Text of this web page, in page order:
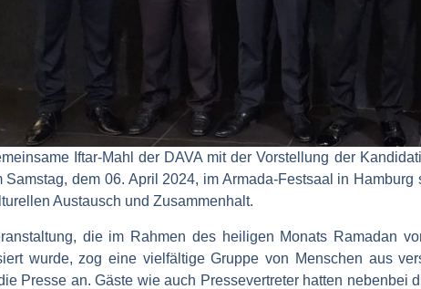
Iftar-Mahl der DAVA mit der Vorstellung der
Samstag, dem 06. April 2024, im Armada-Festsaal in
Austausch und Zusammenhalt.
die im Rahmen des heiligen Monats Ramadan
wurde, zog eine vielfältige Gruppe von Menschen aus
Presse an. Gäste wie auch Pressevertreter hatten